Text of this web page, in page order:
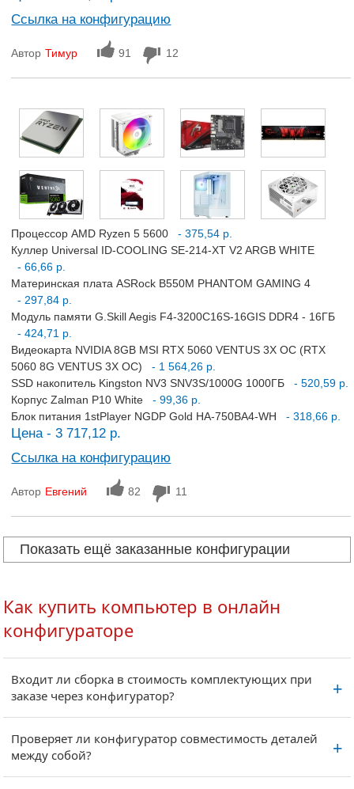
Ссылка на конфигурацию
Автор Тимур 91 12
Процессор AMD Ryzen 5 5600
- 375,54 р.
Куллер Universal ID-COOLING SE-214-XT V2 ARGB WHITE
- 66,66 р.
Материнская плата ASRock B550M PHANTOM GAMING 4
- 297,84 р.
Модуль памяти G.Skill Aegis F4-3200C16S-16GIS DDR4 - 16ГБ
- 424,71 р.
Видеокарта NVIDIA 8GB MSI RTX 5060 VENTUS 3X OC (RTX
5060 8G VENTUS 3X OC)
- 1 564,26 р.
SSD накопитель Kingston NV3 SNV3S/1000G 1000ГБ
- 520,59 р.
Корпус Zalman P10 White
- 99,36 р.
Блок питания 1stPlayer NGDP Gold HA-750BA4-WH
- 318,66 р.
Цена - 3 717,12 р.
Ссылка на конфигурацию
Автор Евгений 82 11
Показать ещё заказанные конфигурации
Как купить компьютер в онлайн
конфигураторе
Входит ли сборка в стоимость комплектующих при
заказе через конфигуратор?
Проверяет ли конфигуратор совместимость деталей
между собой?